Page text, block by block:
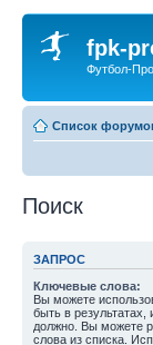
fpk-
Футбол-
Список
Поиск
ЗАПРОС
Ключевые слова:
Вы можете
быть в результатах,
должно. Вы можете
слова из списка.